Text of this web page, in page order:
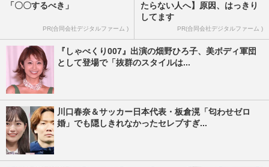
「〇〇するべき」
PR(合同会社デジタルファーム )
たらない人へ】原因、はっきり
してます
PR(合同会社デジタルファーム )
『しゃべくり007』出演の畑野ひろ子、美ボディ軍団
として登場で「抜群のスタイルは...
川口春奈＆サッカー日本代表・板倉滉「匂わせゼロ
婚」でも隠しきれなかったセレブすぎ...